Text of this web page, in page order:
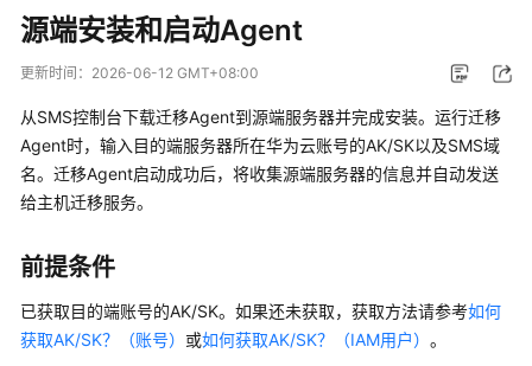
最
新
动
产
品
介
快
速
入
门
源端安装和启动Agent
更新时间： 2026-06-12 GMT+08:00
从SMS控制台下载迁移Agent到源端服务器并完成安装。运行迁移
Agent时，输入目的端服务器所在华为云账号的AK/SK以及SMS域
名。迁移Agent启动成功后，将收集源端服务器的信息并自动发送
给主机迁移服务。
前提条件
已获取目的端账号的AK/SK。如果还未获取，获取方法请参考如何
获取AK/SK？（账号） 或如何获取AK/SK？（IAM用户） 。